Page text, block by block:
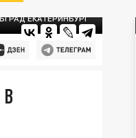
ЕКАТЕРИНБУРГ